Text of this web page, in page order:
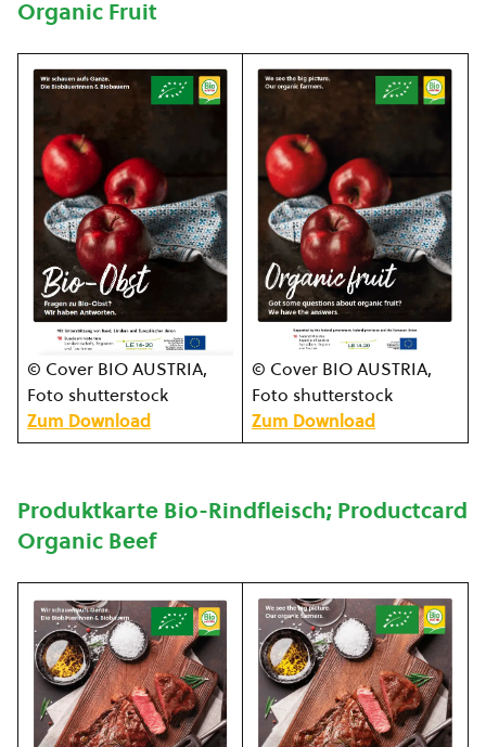
Organic Fruit
© Cover BIO AUSTRIA,
Foto shutterstock
Zum Download
© Cover BIO AUSTRIA,
Foto shutterstock
Zum Download
Produktkarte Bio-Rindfleisch; Productcard
Organic Beef